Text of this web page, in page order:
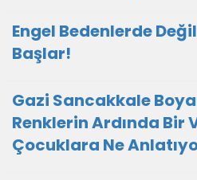
Engel Bedenlerde
Başlar!
Gazi Sancakkale
Renklerin Ardında Bir
Çocuklara Ne